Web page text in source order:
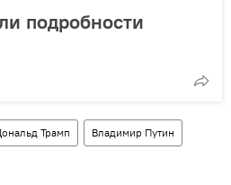
подробности
Трамп Владимир Путин